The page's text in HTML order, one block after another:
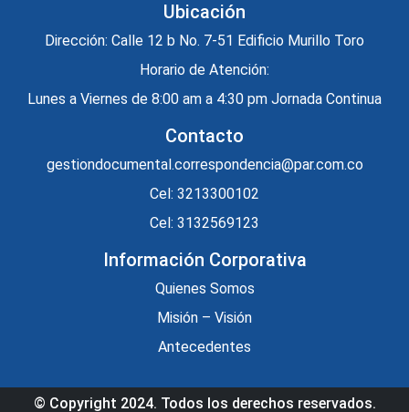
Ubicación
Dirección: Calle 12 b No. 7-51 Edificio Murillo Toro
Horario de Atención:
Lunes a Viernes de 8:00 am a 4:30 pm Jornada Continua
Contacto
gestiondocumental.correspondencia@par.com.co
Cel: 3213300102
Cel: 3132569123
Información Corporativa
Quienes Somos
Misión – Visión
Antecedentes
© Copyright 2024. Todos los derechos reservados.